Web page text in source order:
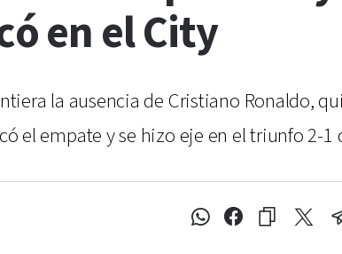
en el City
la ausencia de Cristiano Ronaldo,
el empate y se hizo eje en el triunfo 2-